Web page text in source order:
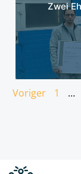
Zwei
Voriger 1 …